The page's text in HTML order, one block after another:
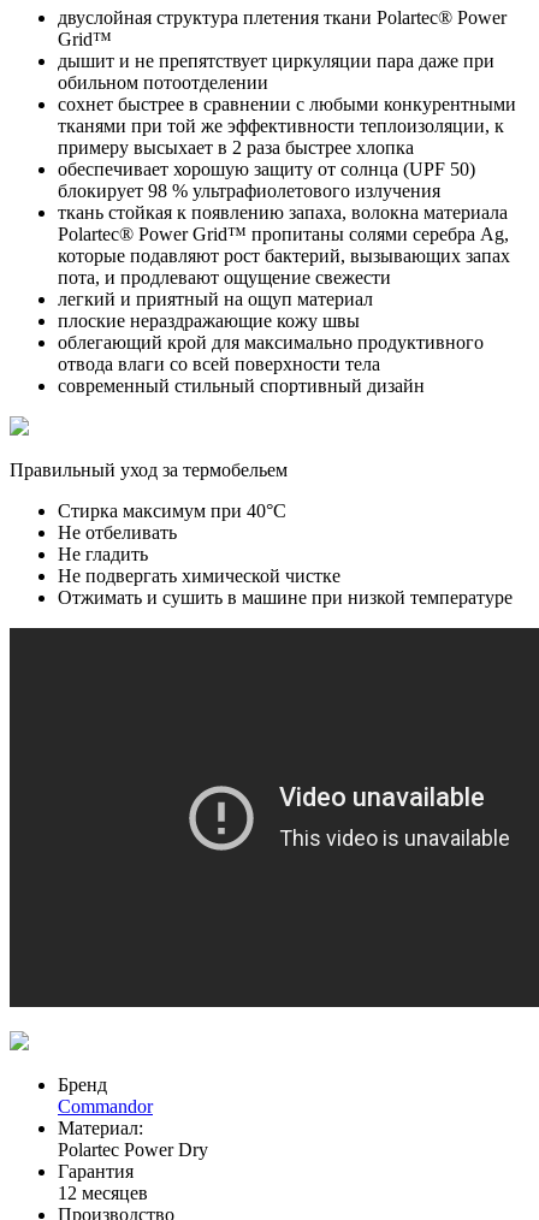
двуслойная структура плетения ткани Polartec® Power
Grid™
дышит и не препятствует циркуляции пара даже при
обильном потоотделении
сохнет быстрее в сравнении с любыми конкурентными
тканями при той же эффективности теплоизоляции, к
примеру высыхает в 2 раза быстрее хлопка
обеспечивает хорошую защиту от солнца (UPF 50)
блокирует 98 % ультрафиолетового излучения
ткань стойкая к появлению запаха, волокна материала
Polartec® Power Grid™ пропитаны солями серебра Ag,
которые подавляют рост бактерий, вызывающих запах
пота, и продлевают ощущение свежести
легкий и приятный на ощуп материал
плоские нераздражающие кожу швы
облегающий крой для максимально продуктивного
отвода влаги со всей поверхности тела
современный стильный спортивный дизайн
Правильный уход за термобельем
Стирка максимум при 40°С
Не отбеливать
Не гладить
Не подвергать химической чистке
Отжимать и сушить в машине при низкой температуре
Бренд
Commandor
Материал:
Polartec Power Dry
Гарантия
12 месяцев
Производство